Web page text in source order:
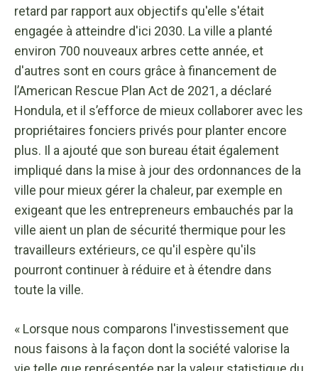
retard par rapport aux objectifs qu'elle s'était
engagée à atteindre d'ici 2030. La ville a planté
environ 700 nouveaux arbres cette année, et
d'autres sont en cours grâce à financement de
l’American Rescue Plan Act de 2021, a déclaré
Hondula, et il s’efforce de mieux collaborer avec les
propriétaires fonciers privés pour planter encore
plus. Il a ajouté que son bureau était également
impliqué dans la mise à jour des ordonnances de la
ville pour mieux gérer la chaleur, par exemple en
exigeant que les entrepreneurs embauchés par la
ville aient un plan de sécurité thermique pour les
travailleurs extérieurs, ce qu'il espère qu'ils
pourront continuer à réduire et à étendre dans
toute la ville.
« Lorsque nous comparons l'investissement que
nous faisons à la façon dont la société valorise la